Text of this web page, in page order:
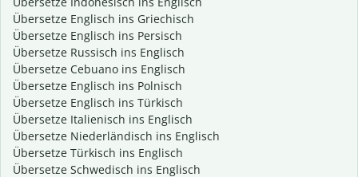
Übersetze Englisch ins Griechisch
Übersetze Englisch ins Persisch
Übersetze Russisch ins Englisch
Übersetze Cebuano ins Englisch
Übersetze Englisch ins Polnisch
Übersetze Englisch ins Türkisch
Übersetze Italienisch ins Englisch
Übersetze Niederländisch ins Englisch
Übersetze Türkisch ins Englisch
Übersetze Schwedisch ins Englisch